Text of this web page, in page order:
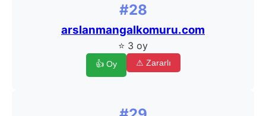
#28
arslanmangalkomuru.com
⭐ 3 oy
👍 Oy ⚠ Zararlı